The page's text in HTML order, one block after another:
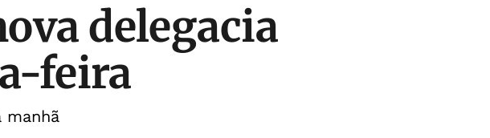
delegacia
feira
manhã